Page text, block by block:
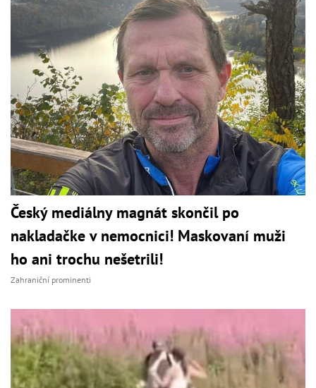
Český mediálny magnát skončil po
nakladačke v nemocnici! Maskovaní muži
ho ani trochu nešetrili!
Zahraniční prominenti